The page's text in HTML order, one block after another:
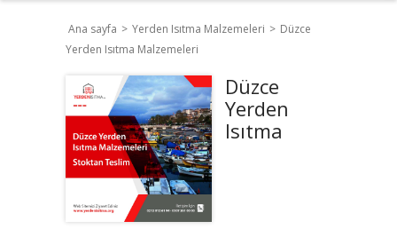
Ana sayfa > Yerden Isıtma Malzemeleri > Düzce
Yerden Isıtma Malzemeleri
Düzce
Yerden
Isıtma